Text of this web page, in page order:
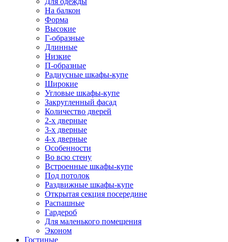
На балкон
Форма
Высокие
Г-образные
Длинные
Низкие
П-образные
Радиусные шкафы-купе
Широкие
Угловые шкафы-купе
Закругленный фасад
Количество дверей
2-х дверные
3-х дверные
4-х дверные
Особенности
Во всю стену
Встроенные шкафы-купе
Под потолок
Раздвижные шкафы-купе
Открытая секция посередине
Распашные
Гардероб
Для маленького помещения
Эконом
Гостиные